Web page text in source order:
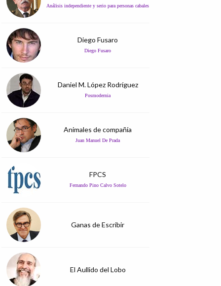
Análisis independiente y serio para personas cabales
Diego Fusaro
Diego Fusaro
Daniel M. López Rodríguez
Posmodernia
Animales de compañía
Juan Manuel De Prada
FPCS
Fernando Pino Calvo Sotelo
Ganas de Escribir
El Aullido del Lobo